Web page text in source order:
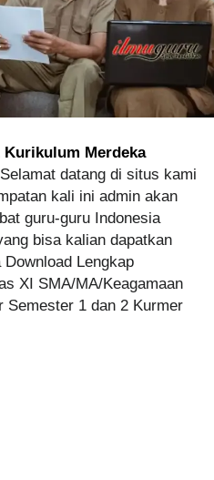
Kurikulum Merdeka
datang di situs kami
kali ini admin akan
guru-guru Indonesia
bisa kalian dapatkan
Lengkap
XI SMA/MA/Keagamaan
Semester 1 dan 2 Kurmer